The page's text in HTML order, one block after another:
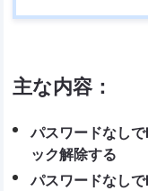
主な内容：
パスワードなし
ック解除する
パスワードなし